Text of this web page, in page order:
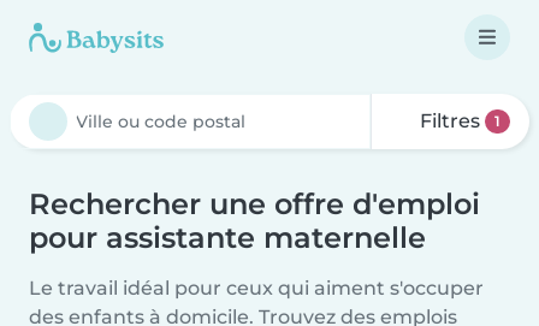
Filtres 1
Rechercher une offre d'emploi
pour assistante maternelle
Le travail idéal pour ceux qui aiment s'occuper
des enfants à domicile. Trouvez des emplois